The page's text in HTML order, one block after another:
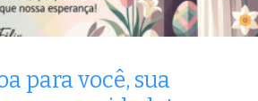
para você, sua